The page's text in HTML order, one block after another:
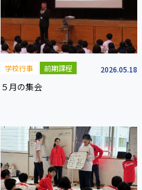
学校行事 前期課程 2026.05.18
５月の集会